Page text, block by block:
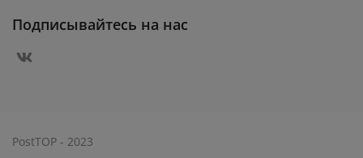
Подписывайтесь на нас
PostTOP - 2023